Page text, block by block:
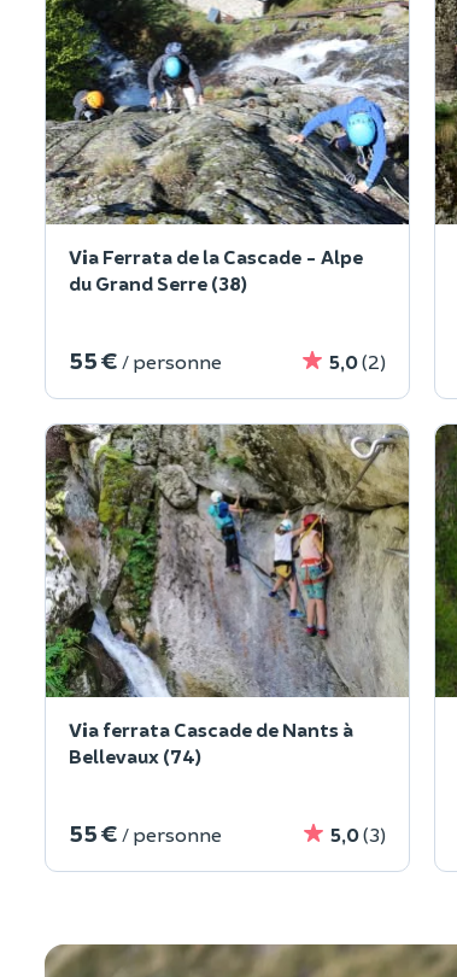
Via Ferrata de la Cascade - Alpe
du Grand Serre (38)
55 € / personne 5,0(2)
Via ferrata Cascade de Nants à
Bellevaux (74)
55 € / personne 5,0(3)